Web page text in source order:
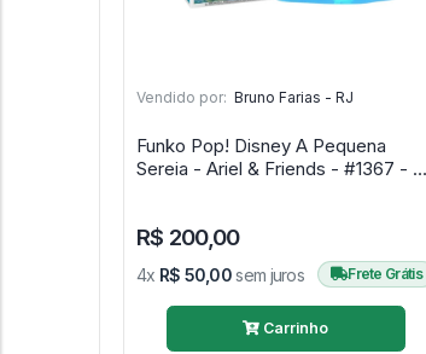
Vendido por: Bruno Farias - RJ
Funko Pop! Disney A Pequena
Sereia - Ariel & Friends - #1367 - A
R$ 200,00
4x R$ 50,00sem juros Frete Grátis
Carrinho